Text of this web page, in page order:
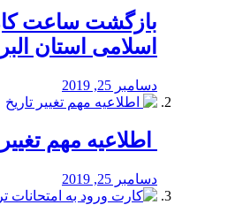
بازگشت ساعت
اسلامی استان
دسامبر 25, 2019
اطلاعیه مهم
دسامبر 25, 2019